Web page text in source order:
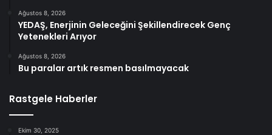
Ağustos 8, 2026
YEDAŞ, Enerjinin Geleceğini Şekillendirecek Genç
Yetenekleri Arıyor
Ağustos 8, 2026
Bu paralar artık resmen basılmayacak
Rastgele Haberler
Ekim 30, 2025